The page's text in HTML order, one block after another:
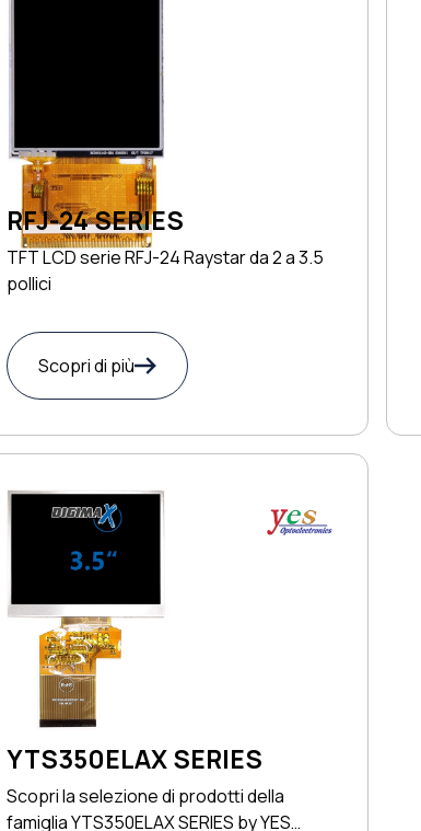
RFJ-24 SERIES
TFT LCD serie RFJ-24 Raystar da 2 a 3.5
pollici
Scopri di più
YTS350ELAX SERIES
Scopri la selezione di prodotti della
famiglia YTS350ELAX SERIES by YES